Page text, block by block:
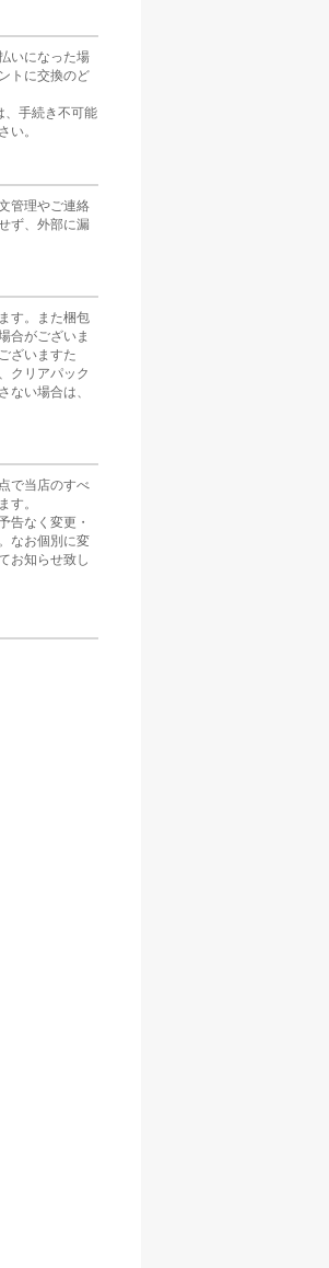
いになった場
トに交換のど
、手続き不可能
い。
管理やご連絡
ず、外部に漏
す。また梱包
合がございま
ざいますた
クリアパック
ない場合は、
で当店のすべ
す。
告なく変更・
なお個別に変
お知らせ致し